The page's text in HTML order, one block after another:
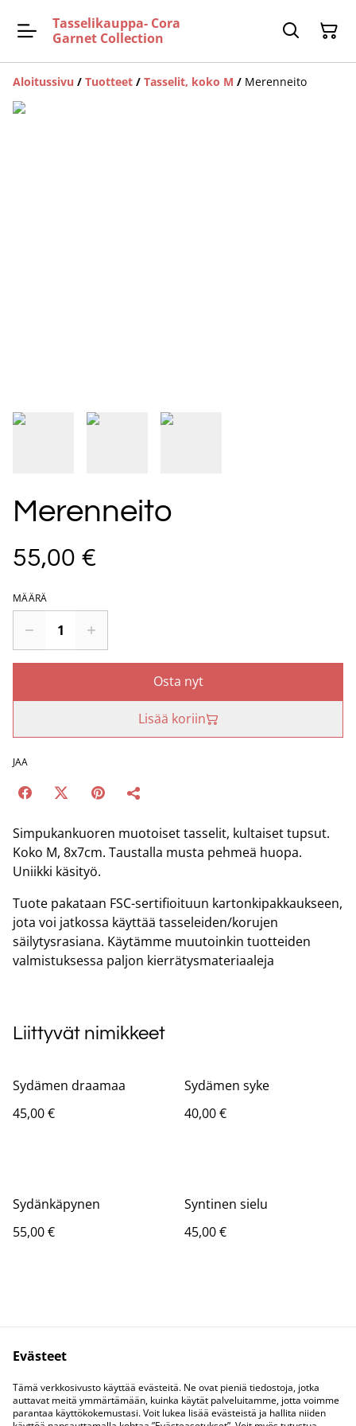
Tasselikauppa- Cora
Garnet Collection
Aloitussivu / Tuotteet / Tasselit, koko M / Merenneito
Merenneito
55,00 €
MÄÄRÄ
Osta nyt
Lisää koriin
JAA
Simpukankuoren muotoiset tasselit, kultaiset tupsut.
Koko M, 8x7cm. Taustalla musta pehmeä huopa.
Uniikki käsityö.
Tuote pakataan FSC-sertifioituun kartonkipakkaukseen,
jota voi jatkossa käyttää tasseleiden/korujen
säilytysrasiana. Käytämme muutoinkin tuotteiden
valmistuksessa paljon kierrätysmateriaaleja
Liittyvät nimikkeet
Sydämen draamaa
45,00 €
Sydämen syke
40,00 €
Sydänkäpynen
55,00 €
Syntinen sielu
45,00 €
Kysy Coralta
Lakihommelit
Tietosuoja
Evästeet
Evästeet
Tämä verkkosivusto käyttää evästeitä. Ne ovat pieniä tiedostoja, jotka
auttavat meitä ymmärtämään, kuinka käytät palveluitamme, jotta voimme
parantaa käyttökokemustasi. Voit lukea lisää evästeistä ja hallita niiden